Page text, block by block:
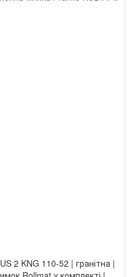
2 KNG 110-52 | гранітна |